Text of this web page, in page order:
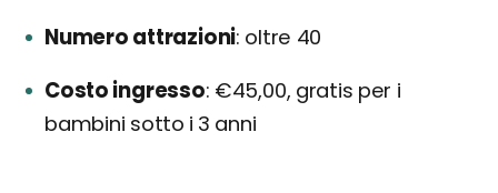
Numero attrazioni oltre 40
Costo ingresso €45,00, gratis per i
bambini sotto i 3 anni